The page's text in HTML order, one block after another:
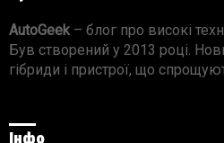
AutoGeek– блог про високі
Був створений у 2013 році.
гібриди і пристрої, що